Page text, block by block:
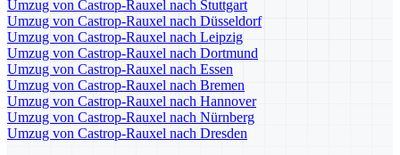
Umzug von Castrop-Rauxel nach Stuttgart
Umzug von Castrop-Rauxel nach Düsseldorf
Umzug von Castrop-Rauxel nach Leipzig
Umzug von Castrop-Rauxel nach Dortmund
Umzug von Castrop-Rauxel nach Essen
Umzug von Castrop-Rauxel nach Bremen
Umzug von Castrop-Rauxel nach Hannover
Umzug von Castrop-Rauxel nach Nürnberg
Umzug von Castrop-Rauxel nach Dresden